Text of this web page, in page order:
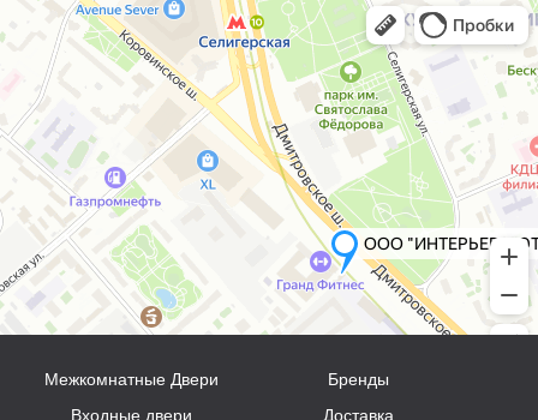
Межкомнатные Двери
Входные двери
Бренды
Доставка